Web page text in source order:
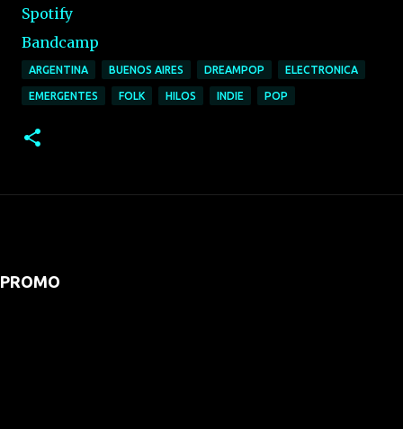
Spotify
Bandcamp
ARGENTINA BUENOS AIRES DREAMPOP ELECTRONICA
EMERGENTES FOLK HILOS INDIE POP
PROMO